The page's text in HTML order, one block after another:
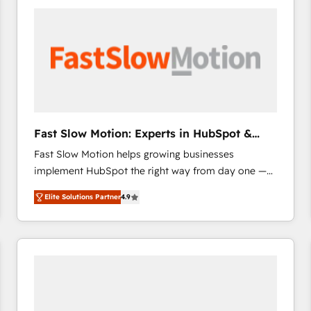
scale. 🏆 HubSpot’s CEO called us “the partner of the
future.” Others agree it is proof of trust built through
Fast Slow Motion: Experts in HubSpot &
Salesforce
Fast Slow Motion helps growing businesses
implement HubSpot the right way from day one —
with the flexibility to scale as complexity increases.
Highly certified in both HubSpot and Salesforce, we
bring deep experience in CRM implementation,
integrations, and data migration across modern
Elite Solutions Partner4.9